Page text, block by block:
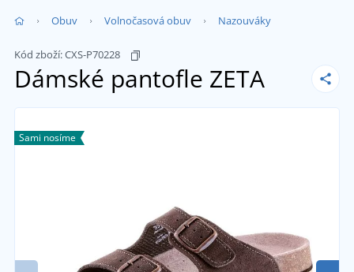
Obuv Volnočasová obuv Nazouváky
Kód zboží:CXS-P70228
Dámské pantofle ZETA
Sami nosíme